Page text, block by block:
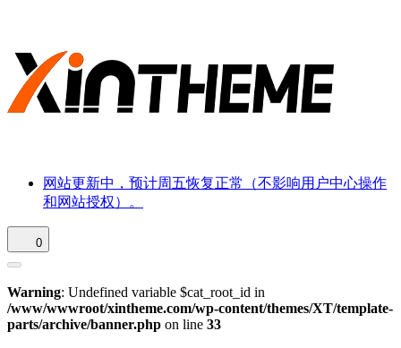
网站更新中，预计周五恢复正常（不影响用户中心操作
和网站授权）。
0
Warning: Undefined variable $cat_root_id in
/www/wwwroot/xintheme.com/wp-content/themes/XT/template-
parts/archive/banner.php on line 33